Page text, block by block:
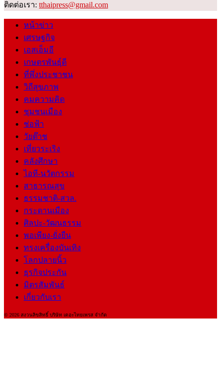
ติดต่อเรา: tthaipress@gmail.com
หน้าข่าว
เศรษฐกิจ
เอสเอ็มอี
เกษตรพันธุ์ดี
ที่พึ่งประชาชน
วิถีสุขภาพ
คมความคิด
ชุมชนเมือง
ช่อฟ้า
วัยต๊าช
เที่ยวระเริง
คลังศึกษา
ไอที-นวัตกรรม
สาธารณสุข
ธรรมชาติ-สวล.
กระดานเมือง
ศิลปะ-วัฒนธรรม
พอเพียง-ยั่งยืน
ทรงเครื่องบันเทิง
โลกปลายนิ้ว
ธุรกิจประกัน
มิตรสัมพันธ์
เกี่ยวกับเรา
© 2026 สงวนลิขสิทธิ์ บริษัท เดอะไทยเพรส จำกัด